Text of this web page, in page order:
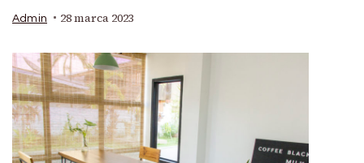
Admin 28 marca 2023